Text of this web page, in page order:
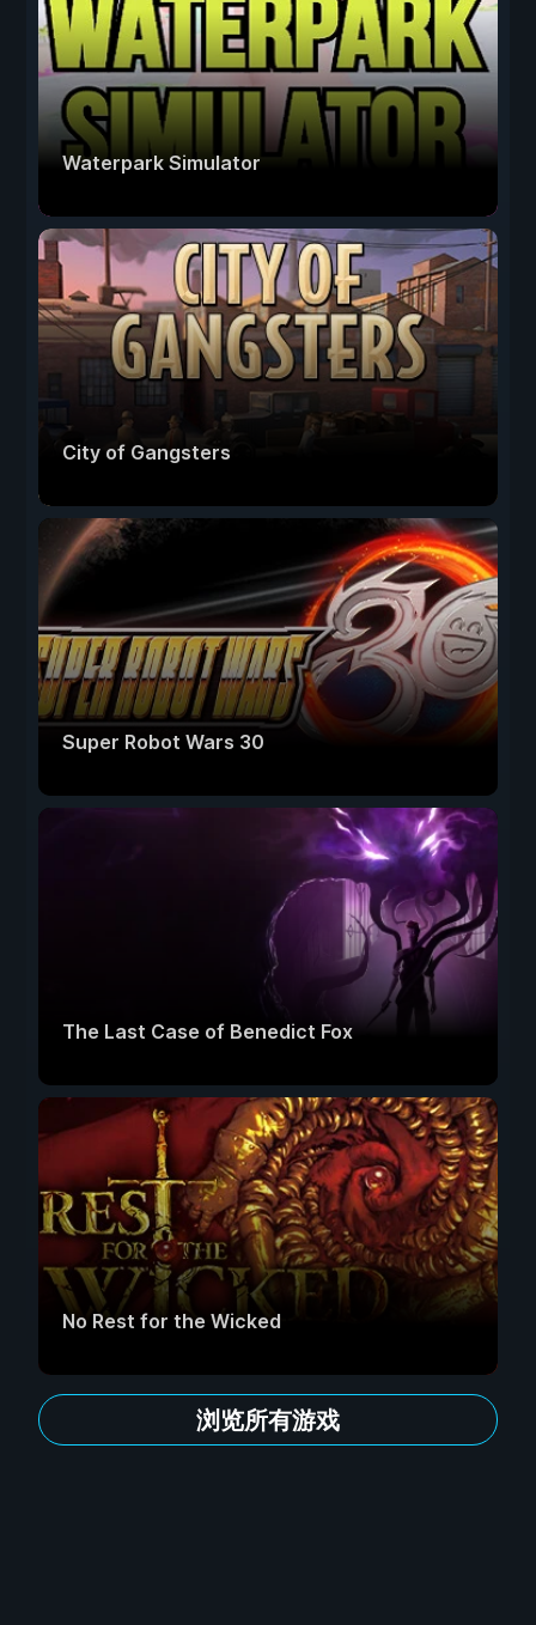
Waterpark Simulator
City of Gangsters
Super Robot Wars 30
The Last Case of Benedict Fox
No Rest for the Wicked
浏览所有游戏